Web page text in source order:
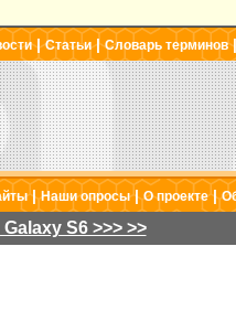
|Статьи|Словарь терминов
|Наши опросы|О проекте|
S6 >>> >>